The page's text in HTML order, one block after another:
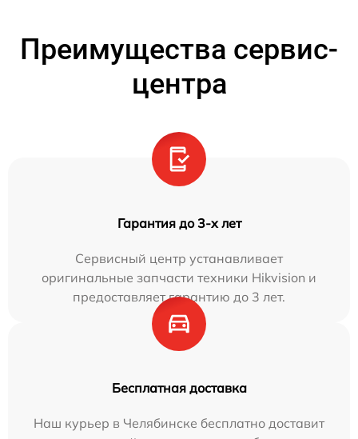
Преимущества сервис-
центра
Гарантия до 3-х лет
Сервисный центр устанавливает
оригинальные запчасти техники Hikvision и
предоставляет гарантию до 3 лет.
Бесплатная доставка
Наш курьер в Челябинске бесплатно доставит